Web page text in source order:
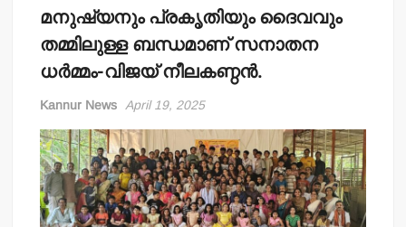
മനുഷ്യനും പ്രകൃതിയും ദൈവവും
തമ്മിലുള്ള ബന്ധമാണ് സനാതന
ധര്‍മ്മം-വിജയ് നീലകണ്ഠന്‍.
Kannur News April 19, 2025